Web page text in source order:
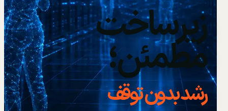
زیرساخت
مطمئن؛
رشد بدون توقف